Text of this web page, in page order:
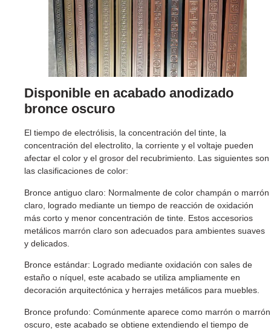
Disponible en acabado anodizado
bronce oscuro
El tiempo de electrólisis, la concentración del tinte, la
concentración del electrolito, la corriente y el voltaje pueden
afectar el color y el grosor del recubrimiento. Las siguientes son
las clasificaciones de color:
Bronce antiguo claro: Normalmente de color champán o marrón
claro, logrado mediante un tiempo de reacción de oxidación
más corto y menor concentración de tinte. Estos accesorios
metálicos marrón claro son adecuados para ambientes suaves
y delicados.
Bronce estándar: Logrado mediante oxidación con sales de
estaño o níquel, este acabado se utiliza ampliamente en
decoración arquitectónica y herrajes metálicos para muebles.
Bronce profundo: Comúnmente aparece como marrón o marrón
oscuro, este acabado se obtiene extendiendo el tiempo de